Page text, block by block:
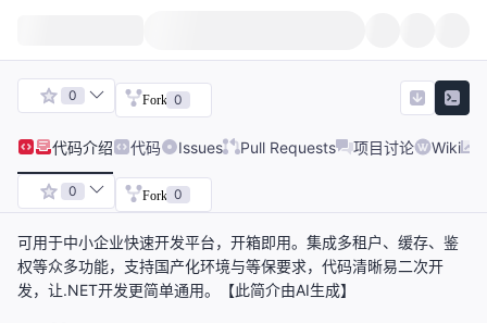
0 Fork 0
代码介绍 代码 Issues Pull Requests 项目讨论 Wiki
0 Fork 0
可用于中小企业快速开发平台，开箱即用。集成多租户、缓存、鉴
权等众多功能，支持国产化环境与等保要求，代码清晰易二次开
发，让.NET开发更简单通用。【此简介由AI生成】